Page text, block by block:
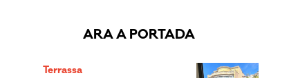
ARA A PORTADA
Terrassa